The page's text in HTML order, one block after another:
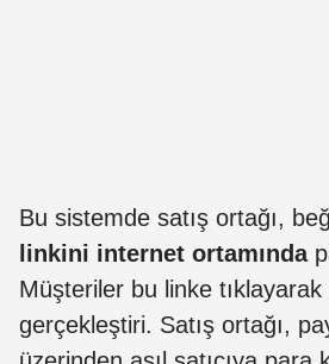
Bu sistemde satış ortağı,
linkini internet ortamında
Müşteriler bu linke tıklayarak
gerçekleştiri. Satış ortağı,